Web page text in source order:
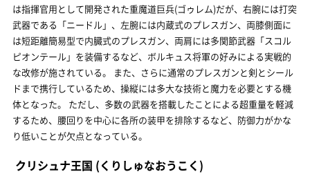
は指揮官用として開発された重魔道巨兵(ゴゥレム)だが、右腕には打突
武器である「ニードル」、左腕には内蔵式のプレスガン、両膝側面に
は短距離簡易型で内臓式のプレスガン、両肩には多関節武器「スコル
ピオンテール」を装備するなど、ボルキュス将軍の好みによる実戦的
な改修が施されている。 また、さらに通常のプレスガンと剣とシール
ドまで携行しているため、操縦には多大な技術と魔力を必要とする機
体となった。 ただし、多数の武器を搭載したことによる超重量を軽減
するため、腰回りを中心に各所の装甲を排除するなど、防御力がかな
り低いことが欠点となっている。
クリシュナ王国 (くりしゅなおうこく)